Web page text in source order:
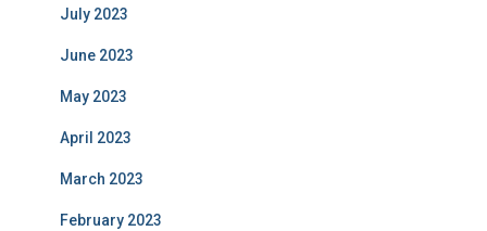
July 2023
June 2023
May 2023
April 2023
March 2023
February 2023